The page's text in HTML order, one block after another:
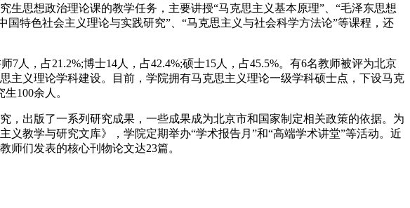
思想政治理论课的教学任务，主要讲授“马克思主义基本原理”、“毛泽东思想
特色社会主义理论与实践研究”、“马克思主义与社会科学方法论”等课程，还
人，占21.2%;博士14人，占42.4%;硕士15人，占45.5%。有6名教师被评为北京
主义理论学科建设。目前，学院拥有马克思主义理论一级学科硕士点，下设马克
100余人。
出版了一系列研究成果，一些成果成为北京市和国家制定相关政策的依据。为
教学与研究文库》，学院定期举办“学术报告月”和“高端学术讲堂”等活动。近
师们发表的核心刊物论文达23篇。